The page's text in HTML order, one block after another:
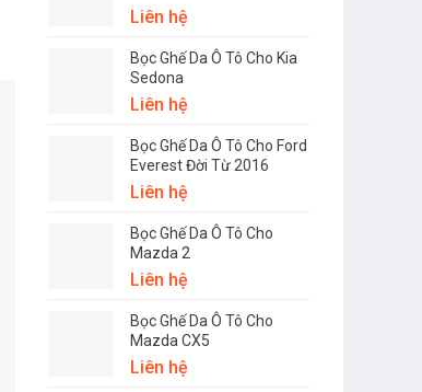
Liên hệ
Bọc Ghế Da Ô Tô Cho Kia
Sedona
Liên hệ
Bọc Ghế Da Ô Tô Cho Ford
Everest Đời Từ 2016
Liên hệ
Bọc Ghế Da Ô Tô Cho
Mazda 2
Liên hệ
Bọc Ghế Da Ô Tô Cho
Mazda CX5
Liên hệ